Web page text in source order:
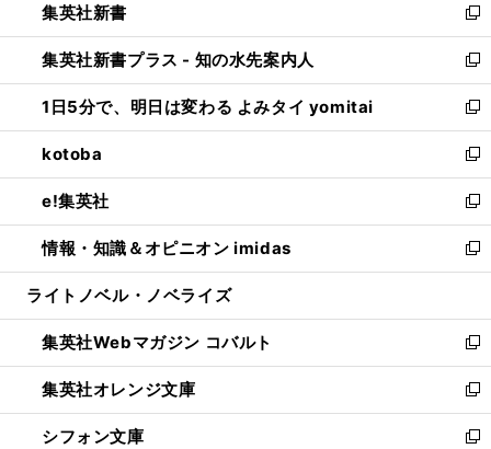
く
で
開
く
ィ
ン
ド
ウ
で
開
く
い
ウ
ィ
ン
ド
ウ
で
開
く
集英社新書
新
し
い
ウ
ィ
ン
ド
ウ
で
開
く
集英社新書プラス - 知の水先案内人
新
し
い
ウ
ィ
ン
ド
ウ
で
開
1日5分で、明日は変わる よみタイ yomitai
新
し
い
ウ
ィ
ン
ド
ウ
開
く
kotoba
新
し
い
ウ
ィ
ン
ウ
で
開
く
e!集英社
新
し
い
ウ
ン
ド
ウ
で
開
く
情報・知識＆オピニオン imidas
新
し
ウ
ィ
ン
ド
ウ
で
ライトノベル・ノベライズ
集英社Webマガジン コバルト
新
し
い
ウ
ィ
集英社オレンジ文庫
新
し
い
シフォン文庫
新